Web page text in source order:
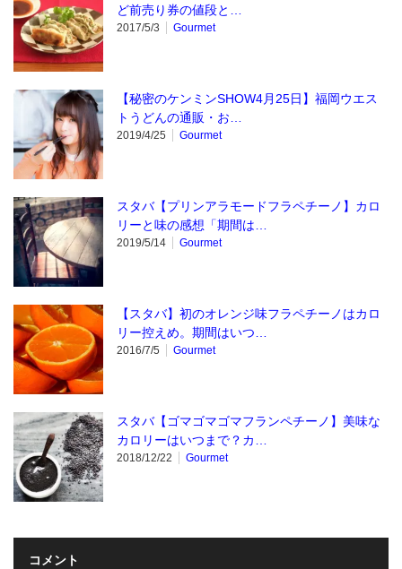
ど前売り券の値段と…
2017/5/3 Gourmet
【秘密のケンミンSHOW4月25日】福岡ウエス
トうどんの通販・お…
2019/4/25 Gourmet
スタバ【プリンアラモードフラペチーノ】カロ
リーと味の感想「期間は…
2019/5/14 Gourmet
【スタバ】初のオレンジ味フラペチーノはカロ
リー控えめ。期間はいつ…
2016/7/5 Gourmet
スタバ【ゴマゴマゴマフランペチーノ】美味な
カロリーはいつまで？カ…
2018/12/22 Gourmet
コメント